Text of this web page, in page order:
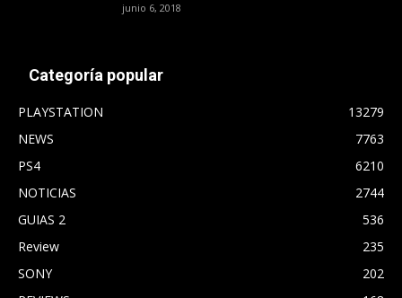
junio 6, 2018
Categoría popular
PLAYSTATION
13279
NEWS
7763
PS4
6210
NOTICIAS
2744
GUIAS 2
536
Review
235
SONY
202